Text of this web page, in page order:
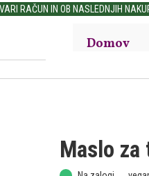
RAČUN IN OB NASLEDNJIH
Domov
Maslo za